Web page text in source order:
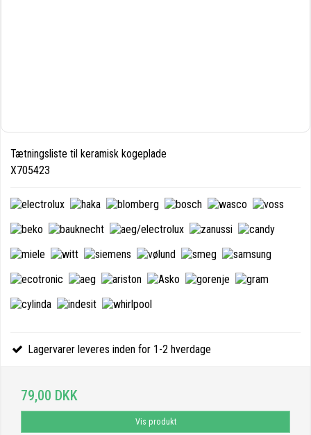
Tætningsliste til keramisk kogeplade
X705423
Lagervarer leveres inden for 1-2 hverdage
79,00 DKK
Vis produkt